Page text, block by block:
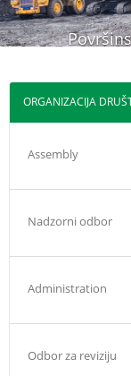
ORGANIZACIJA
Assembly
Nadzorni odbor
Administration
Odbor za reviziju